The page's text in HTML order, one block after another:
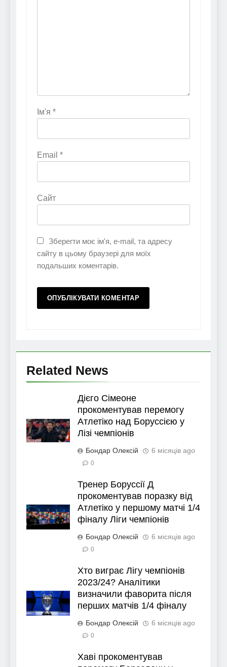
Ім'я *
Email *
Сайт
Зберегти моє ім'я, e-mail, та адресу
сайту в цьому браузері для моїх
подальших коментарів.
Related News
Дієго Сімеоне
прокоментував перемогу
Атлетіко над Боруссією у
Лізі чемпіонів
Бондар Олексій 6 місяців ago
0
Тренер Боруссії Д
прокоментував поразку від
Атлетіко у першому матчі 1/4
фіналу Ліги чемпіонів
Бондар Олексій 6 місяців ago
0
Хто виграє Лігу чемпіонів
2023/24? Аналітики
визначили фаворита після
перших матчів 1/4 фіналу
Бондар Олексій 6 місяців ago
0
Хаві прокоментував